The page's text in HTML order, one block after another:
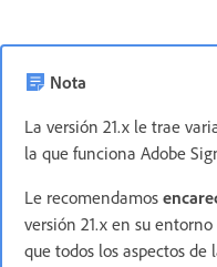
Nota
La versión 21.x le trae
la que funciona Adobe
Le recomendamos
versión 21.x en su
que todos los aspectos